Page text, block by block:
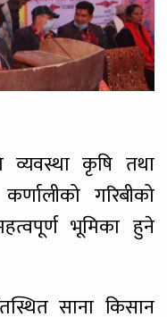
व्यवस्था कृषि तथा
गरिबीको
भूमिका हुने
साना किसान